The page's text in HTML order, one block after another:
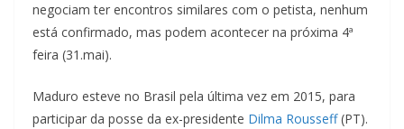
negociam ter encontros similares com o petista, nenhum
está confirmado, mas podem acontecer na próxima 4ª
feira (31.mai).
Maduro esteve no Brasil pela última vez em 2015, para
participar da posse da ex-presidente Dilma Rousseff(PT).